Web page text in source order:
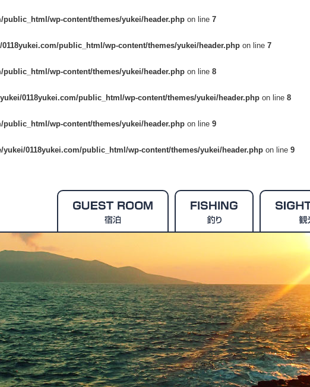
public_html/wp-content/themes/yukei/header.php on line 7
public_html/wp-content/themes/yukei/header.php on line 7
public_html/wp-content/themes/yukei/header.php on line 8
0118yukei.com/public_html/wp-content/themes/yukei/header.php on line 8
public_html/wp-content/themes/yukei/header.php on line 9
yukei/0118yukei.com/public_html/wp-content/themes/yukei/header.php on line 9